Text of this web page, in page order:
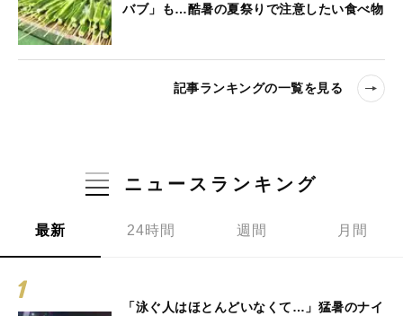
バブ」も…酷暑の夏祭りで注意したい食べ物
記事ランキングの一覧を見る
ニュースランキング
最新 24時間 週間 月間
「泳ぐ人はほとんどいなくて…」猛暑のナイ